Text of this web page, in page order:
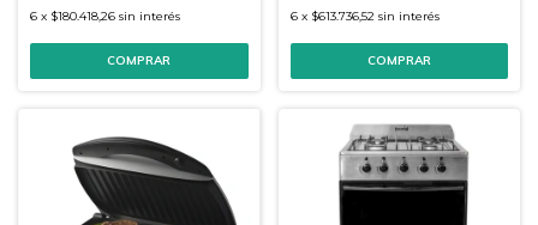
6 x $180.418,26 sin interés
COMPRAR
6 x $613.736,52 sin interés
COMPRAR